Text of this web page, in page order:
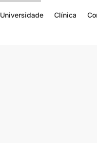
Universidade Clínica